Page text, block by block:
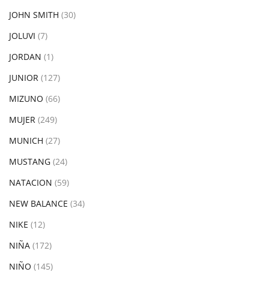
JOHN SMITH (30)
JOLUVI (7)
JORDAN (1)
JUNIOR (127)
MIZUNO (66)
MUJER (249)
MUNICH (27)
MUSTANG (24)
NATACION (59)
NEW BALANCE (34)
NIKE (12)
NIÑA (172)
NIÑO (145)